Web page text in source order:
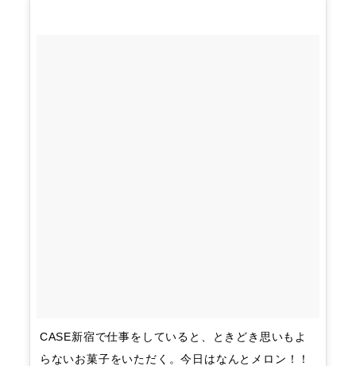
CASE新宿で仕事をしていると、ときどき思いもよ
らないお菓子をいただく。今日はなんとメロン！！